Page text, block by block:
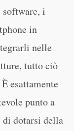
i
in
nelle
tutto ciò
esattamente
punto a
di dotarsi della